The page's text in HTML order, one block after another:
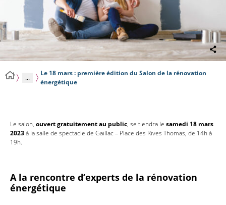
...
Le 18 mars : première édition du Salon de la rénovation
énergétique
Le salon, ouvert gratuitement au public, se tiendra le samedi 18 mars
2023à la salle de spectacle de Gaillac – Place des Rives Thomas, de 14h à
19h.
A la rencontre d’experts de la rénovation
énergétique